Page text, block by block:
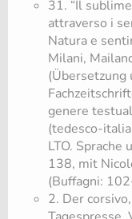
31. “Il
attraverso i
Natura e
Milani,
(Übersetzung
genere
(tedesco-
LTO.
138, mit
(Buffagni:
2. Der